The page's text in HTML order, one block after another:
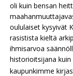
oli kuin bensan
oululaiset kysyivät
rasistista kieltä
ihmisarvoa
historioitsijana
kaupunkimme